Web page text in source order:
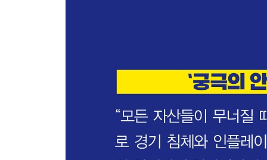
-원유시장을 둘러싼 산유국들 간의 전쟁
-공급 과잉과 수요의 위축이 가져온 카오스
-원자재로서의 금이 가진 투자 매력은?
-귀금속으로서의 금
시장을 움직이는 실물 화폐, 금의 비밀